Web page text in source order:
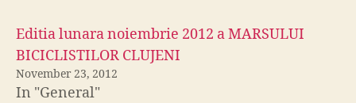
Editia lunara noiembrie 2012 a MARSULUI
BICICLISTILOR CLUJENI
November 23, 2012
In "General"